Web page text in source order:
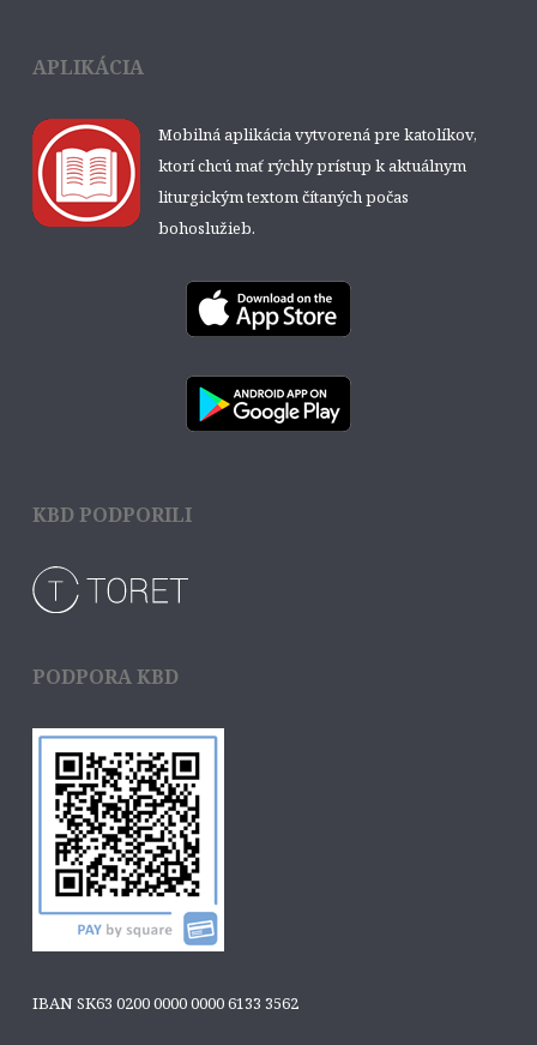
APLIKÁCIA
Mobilná aplikácia vytvorená pre katolíkov,
ktorí chcú mať rýchly prístup k aktuálnym
liturgickým textom čítaných počas
bohoslužieb.
KBD PODPORILI
PODPORA KBD
IBAN SK63 0200 0000 0000 6133 3562